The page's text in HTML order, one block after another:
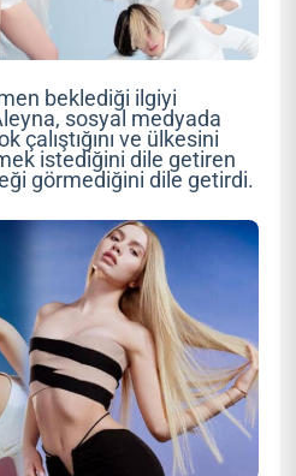
beklediği ilgiyi
sosyal medyada
çalıştığını ve ülkesini
istediğini dile getiren
görmediğini dile getirdi.